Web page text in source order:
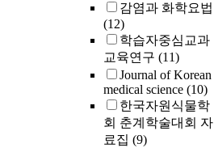
감염과 화학요법
(12)
학습자중심교과
교육연구 (11)
Journal of Korean
medical science (10)
한국자원식물학
회 춘계학술대회 자
료집 (9)